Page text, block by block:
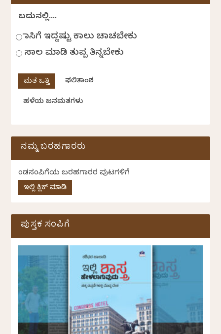
ಬದುಕಿನಲ್ಲಿ....
ಹಾಸಿಗೆ ಇದ್ದಷ್ಟು ಕಾಲು ಚಾಚಬೇಕು
ಸಾಲ ಮಾಡಿ ತುಪ್ಪ ತಿನ್ನಬೇಕು
ಫಲಿತಾಂಶ
ಹಳೆಯ ಜನಮತಗಳು
ನಮ್ಮ ಬರಹಗಾರರು
ಕೆಂಡಸಂಪಿಗೆಯ ಬರಹಗಾರರ ಪುಟಗಳಿಗೆ
ಇಲ್ಲಿ ಕ್ಲಿಕ್ ಮಾಡಿ
ಪುಸ್ತಕ ಸಂಪಿಗೆ